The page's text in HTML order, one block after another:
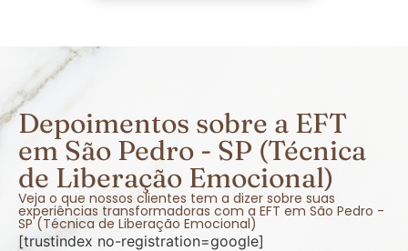
Depoimentos sobre a EFT
em São Pedro - SP (Técnica
de Liberação Emocional)
Veja o que nossos clientes tem a dizer sobre suas
experiências transformadoras com a EFT em São Pedro -
SP (Técnica de Liberação Emocional)
[trustindex no-registration=google]